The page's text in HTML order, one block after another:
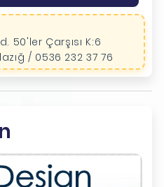
50'ler Çarşısı K:6
/ 0536 232 37 76